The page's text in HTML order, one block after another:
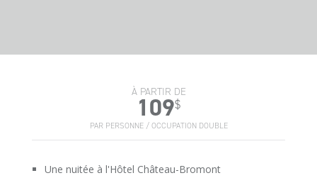
À PARTIR DE
109$
PAR PERSONNE / OCCUPATION DOUBLE
Une nuitée à l'Hôtel Château-Bromont